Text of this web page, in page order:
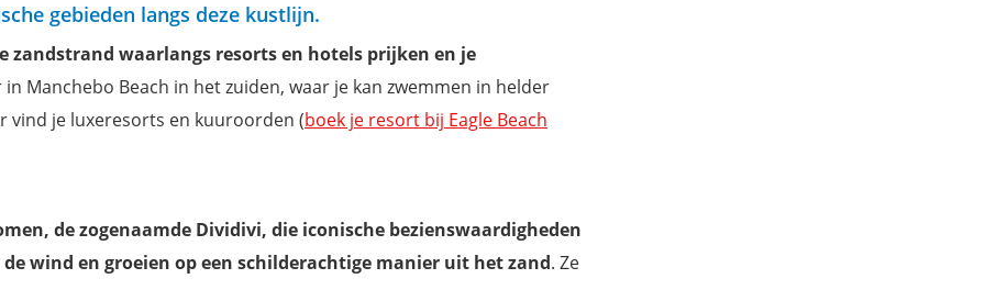
gebieden langs deze kustlijn.
waarlangs resorts en hotels prijken en je
Manchebo Beach in het zuiden, waar je kan zwemmen in helder
vind je luxeresorts en kuuroorden (boek je resort bij Eagle Beach
de zogenaamde Dividivi, die iconische bezienswaardigheden
wind en groeien op een schilderachtige manier uit het zand. Ze